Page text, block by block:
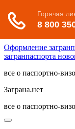
Оформление
загранпаспорта
все о паспортно-
Заграна.нет
все о паспортно-